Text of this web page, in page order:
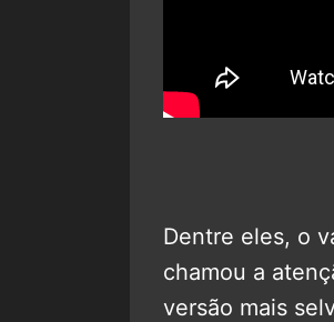
Dentre eles, o
chamou a
versão mais